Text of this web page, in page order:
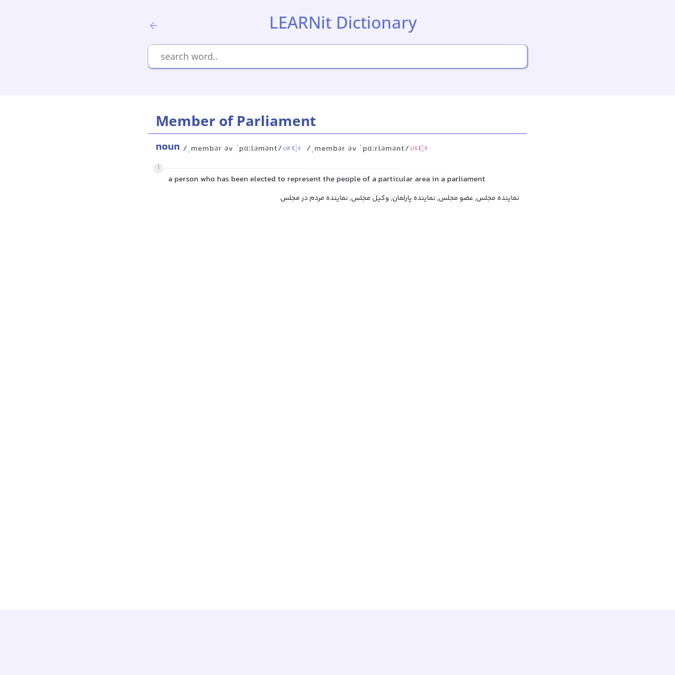
LEARNit Dictionary
Member of Parliament
noun /ˌmembər əv ˈpɑːləmənt/UK /ˌmembər əv ˈpɑːrləmənt/US
1
a person who has been elected to represent the people of a particular area in a parliament
نماینده مجلس, عضو مجلس, نماینده پارلمان, وکیل مجلس, نماینده مردم در مجلس